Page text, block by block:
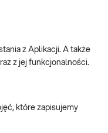
z Aplikacji. A także
z jej funkcjonalności.
które zapisujemy